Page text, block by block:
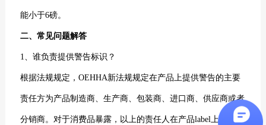
能小于6磅。
二、常见问题解答
1、谁负责提供警告标识？
根据法规规定，OEHHA新法规规定在产品上提供警告的主要
责任方为产品制造商、生产商、包装商、进口商、供应商或者
分销商。对于消费品暴露，以上的责任人在产品label上或